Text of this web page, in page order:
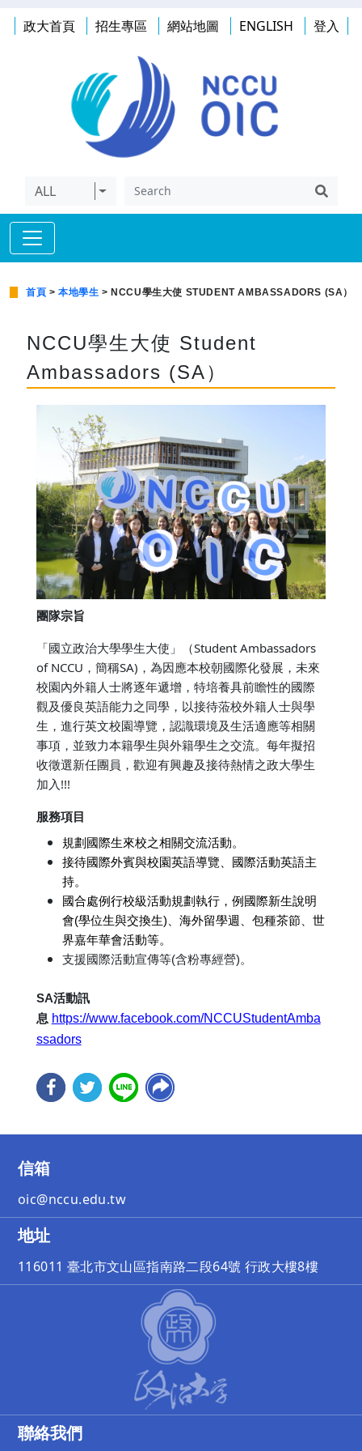
政大首頁 招生專區 網站地圖 ENGLISH 登入
ALL
首頁 >本地學生 > NCCU學生大使 STUDENT AMBASSADORS (SA）
NCCU學生大使 Student
Ambassadors (SA）
團隊宗旨
「國立政治大學學生大使」（Student Ambassadors
of NCCU，簡稱SA)，為因應本校朝國際化發展，未來
校園內外籍人士將逐年遞增，特培養具前瞻性的國際
觀及優良英語能力之同學，以接待蒞校外籍人士與學
生，進行英文校園導覽，認識環境及生活適應等相關
事項，並致力本籍學生與外籍學生之交流。每年擬招
收徵選新任團員，歡迎有興趣及接待熱情之政大學生
加入!!!
服務項目
規劃國際生來校之相關交流活動。
接待國際外賓與校園英語導覽、國際活動英語主
持。
國合處例行校級活動規劃執行，例國際新生說明
會(學位生與交換生)、海外留學週、包種茶節、世
界嘉年華會活動等。
支援國際活動宣傳等(含粉專經營)。
SA活動訊
息 https://www.facebook.com/NCCUStudentAmba
ssadors
信箱
oic@nccu.edu.tw
地址
116011 臺北市文山區指南路二段64號 行政大樓8樓
聯絡我們